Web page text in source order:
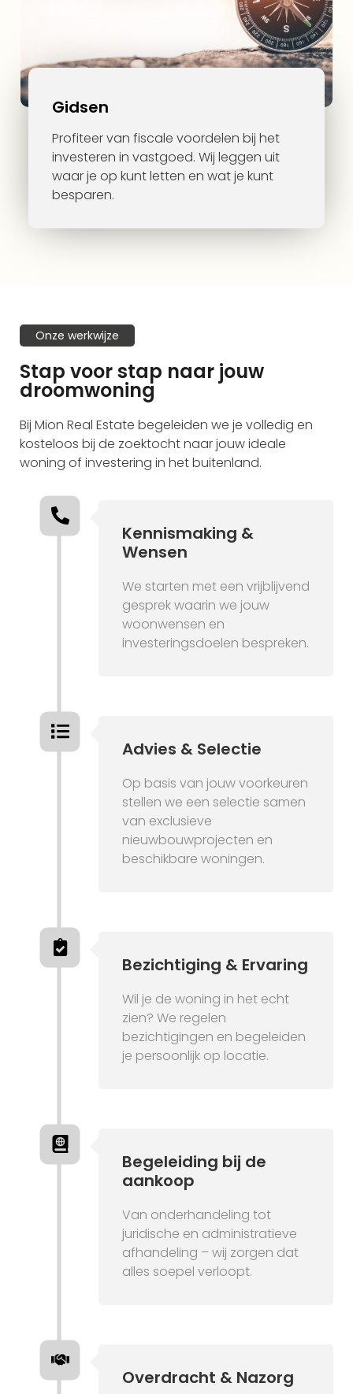
Gidsen
Profiteer van fiscale voordelen bij het
investeren in vastgoed. Wij leggen uit
waar je op kunt letten en wat je kunt
besparen.
Onze werkwijze
Stap voor stap naar jouw
droomwoning
Bij Mion Real Estate begeleiden we je volledig en
kosteloos bij de zoektocht naar jouw ideale
woning of investering in het buitenland.
Kennismaking &
Wensen
We starten met een vrijblijvend
gesprek waarin we jouw
woonwensen en
investeringsdoelen bespreken.
Advies & Selectie
Op basis van jouw voorkeuren
stellen we een selectie samen
van exclusieve
nieuwbouwprojecten en
beschikbare woningen.
Bezichtiging & Ervaring
Wil je de woning in het echt
zien? We regelen
bezichtigingen en begeleiden
je persoonlijk op locatie.
Begeleiding bij de
aankoop
Van onderhandeling tot
juridische en administratieve
afhandeling – wij zorgen dat
alles soepel verloopt.
Overdracht & Nazorg